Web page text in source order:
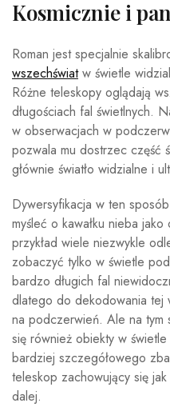
Kosmicznie i
Roman jest specjalnie
wszechświatw świetle
Różne teleskopy oglądają
długościach fal świetlnych.
w obserwacjach w
pozwala mu dostrzec część
głównie światło widzialne i
Dywersyfikacja w ten
myśleć o kawałku nieba
przykład wiele niezwykle
zobaczyć tylko w świetle
bardzo długich fal
dlatego do dekodowania tej
na podczerwień. Ale na tym
się również obiekty w
bardziej szczegółowego
teleskop zachowujący się
dalej.